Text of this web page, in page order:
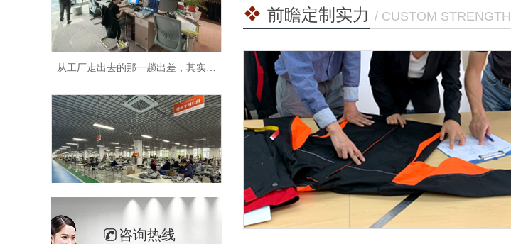
前瞻定制实力 / CUSTOM STRENGTH
从工厂走出去的那一趟出差，其实是一次把“信任”带回来的路
咨询热线